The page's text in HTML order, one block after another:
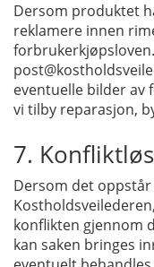
Dersom produktet
reklamere innen
eventuelle bilder av
vi tilby reparasjon,
7.
Dersom det
konflikten gjennom
kan saken bringes